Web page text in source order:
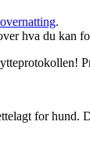
.
hva du kan
for hund.